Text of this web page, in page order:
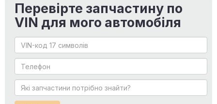
Перевірте запчастину по
VIN для мого автомобіля